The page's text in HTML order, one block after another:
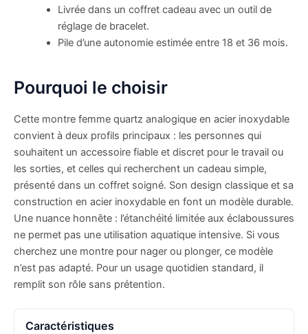
Livrée dans un coffret cadeau avec un outil de
réglage de bracelet.
Pile d’une autonomie estimée entre 18 et 36 mois.
Pourquoi le choisir
Cette montre femme quartz analogique en acier inoxydable
convient à deux profils principaux : les personnes qui
souhaitent un accessoire fiable et discret pour le travail ou
les sorties, et celles qui recherchent un cadeau simple,
présenté dans un coffret soigné. Son design classique et sa
construction en acier inoxydable en font un modèle durable.
Une nuance honnête : l’étanchéité limitée aux éclaboussures
ne permet pas une utilisation aquatique intensive. Si vous
cherchez une montre pour nager ou plonger, ce modèle
n’est pas adapté. Pour un usage quotidien standard, il
remplit son rôle sans prétention.
Caractéristiques